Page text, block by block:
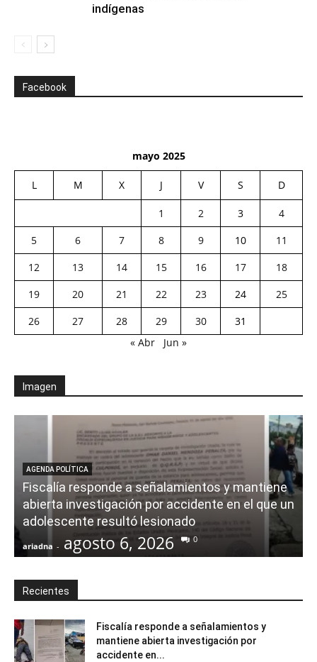
indígenas
Facebook
mayo 2025
L M X J V S D
1 2 3
4
5
6 7 8 9 10
11
12
13 14 15 16 17
18
19
20 21 22 23 24
25
26
27 28 29 30
31
« Abr
Jun »
Imagen
AGENDA POLÍTICA
Fiscalía responde a señalamientos y mantiene
abierta investigación por accidente en el que un
adolescente resultó lesionado
ariadna - agosto 6, 2026 0
Recientes
Fiscalía responde a señalamientos y
mantiene abierta investigación por
accidente en...